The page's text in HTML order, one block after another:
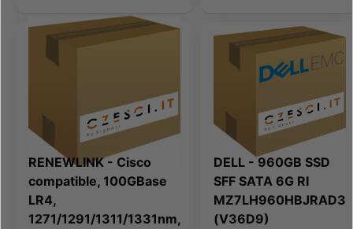
RENEWLINK - Cisco
compatible, 100GBase
LR4,
1271/1291/1311/1331nm,
DELL - 960GB SSD
SFF SATA 6G RI
MZ7LH960HBJRAD3
(V36D9)